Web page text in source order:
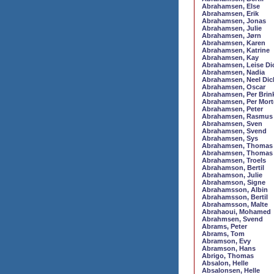
Abrahamsen, Else
Abrahamsen, Erik
Abrahamsen, Jonas
Abrahamsen, Julie
Abrahamsen, Jørn
Abrahamsen, Karen
Abrahamsen, Katrine
Abrahamsen, Kay
Abrahamsen, Leise
Abrahamsen, Nadia
Abrahamsen, Neel
Abrahamsen, Oscar
Abrahamsen, Per
Abrahamsen, Per
Abrahamsen, Peter
Abrahamsen, Rasmus
Abrahamsen, Sven
Abrahamsen, Svend
Abrahamsen, Sys
Abrahamsen, Thomas
Abrahamsen,
Abrahamsen, Troels
Abrahamson, Bertil
Abrahamson, Julie
Abrahamson, Signe
Abrahamsson, Albin
Abrahamsson, Bertil
Abrahamsson, Malte
Abrahaoui, Mohamed
Abrahmsen, Svend
Abrams, Peter
Abrams, Tom
Abramson, Evy
Abramson, Hans
Abrigo, Thomas
Absalon, Helle
Absalonsen, Helle